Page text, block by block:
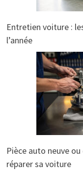
Entretien voiture :
l’année
Pièce auto neuve
réparer sa voiture